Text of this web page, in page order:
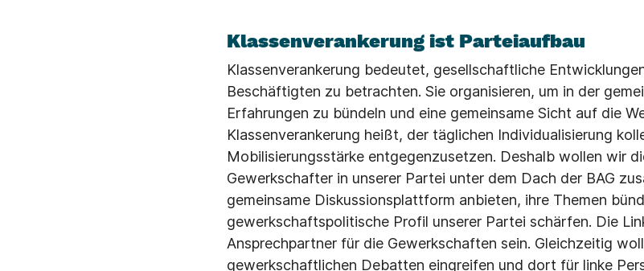
Klassenverankerung ist Parteiaufbau
Klassenverankerung bedeutet, gesellschaftliche
Beschäftigten zu betrachten. Sie organisieren, um in der
Erfahrungen zu bündeln und eine gemeinsame Sicht auf die
Klassenverankerung heißt, der täglichen Individualisierung
Mobilisierungsstärke entgegenzusetzen. Deshalb wollen wir
Gewerkschafter in unserer Partei unter dem Dach der BAG
gemeinsame Diskussionsplattform anbieten, ihre Themen
gewerkschaftspolitische Profil unserer Partei schärfen. Die
Ansprechpartner für die Gewerkschaften sein. Gleichzeitig
gewerkschaftlichen Debatten eingreifen und dort für linke